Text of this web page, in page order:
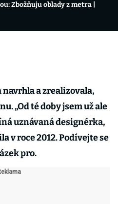
Zbožňuju oblady z metra
a zrealizovala,
„Od té doby jsem už ale
uznávaná designérka,
v roce 2012. Podívejte se
pro.